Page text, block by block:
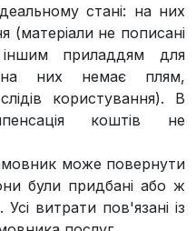
стані: на них
(матеріали не пописані
приладдям для
них немає плям,
користування). В
коштів не
може повернути
були придбані або ж
витрати пов'язані із